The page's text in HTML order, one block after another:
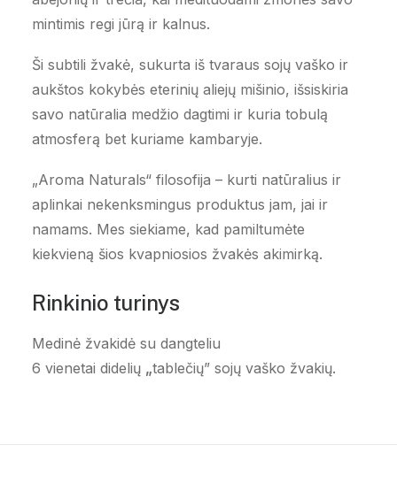
mintimis regi jūrą ir kalnus.
Ši subtili žvakė, sukurta iš tvaraus sojų vaško ir
aukštos kokybės eterinių aliejų mišinio, išsiskiria
savo natūralia medžio dagtimi ir kuria tobulą
atmosferą bet kuriame kambaryje.
„Aroma Naturals“ filosofija – kurti natūralius ir
aplinkai nekenksmingus produktus jam, jai ir
namams. Mes siekiame, kad pamiltumėte
kiekvieną šios kvapniosios žvakės akimirką.
Rinkinio turinys
Medinė žvakidė su dangteliu
6 vienetai didelių „tablečių” sojų vaško žvakių.